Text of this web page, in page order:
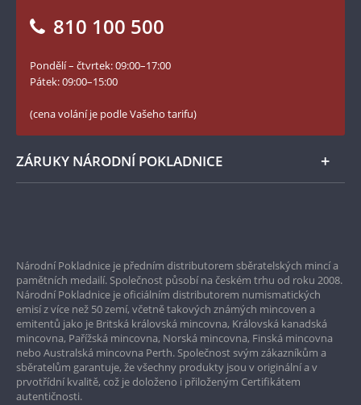
Numismatické novinky
Facebook Národní Pokladnice
Twitter Národní Pokladnice
LinkedIn Národní Pokladnice
Instagram Národní Pokladnice
810 100 500
Pondělí – čtvrtek: 09:00–17:00
Pátek: 09:00–15:00
(cena volání je podle Vašeho tarifu)
ZÁRUKY NÁRODNÍ POKLADNICE
Garance nejvyšší kvality
Pouze originální produkty
Národní Pokladnice je předním distributorem sběratelských mincí a
pamětních medailí. Společnost působí na českém trhu od roku 2008.
Národní Pokladnice je oficiálním distributorem numismatických
emisí z více než 50 zemí, včetně takových známých mincoven a
emitentů jako je Britská královská mincovna, Královská kanadská
mincovna, Pařížská mincovna, Norská mincovna, Finská mincovna
nebo Australská mincovna Perth. Společnost svým zákazníkům a
sběratelům garantuje, že všechny produkty jsou v originální a v
prvotřídní kvalitě, což je doloženo i přiloženým Certifikátem
autentičnosti.